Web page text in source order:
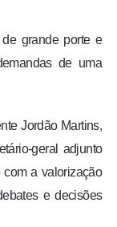
grande porte e
de uma
Jordão Martins,
geral adjunto
com a valorização
e decisões